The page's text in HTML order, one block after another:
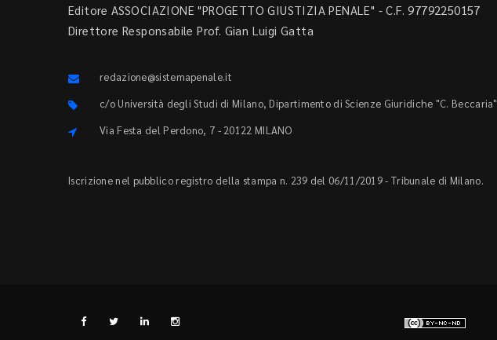
Editore ASSOCIAZIONE "PROGETTO GIUSTIZIA PENALE" - C.F. 97792250157
Direttore Responsabile Prof. Gian Luigi Gatta
redazione@sistemapenale.it
c/o Università degli Studi di Milano, Dipartimento di Scienze Giuridiche "C. Beccaria"
Via Festa del Perdono, 7 - 20122 MILANO
Iscrizione nel pubblico registro della stampa n. 239 del 06/11/2019 - Tribunale di Milano.